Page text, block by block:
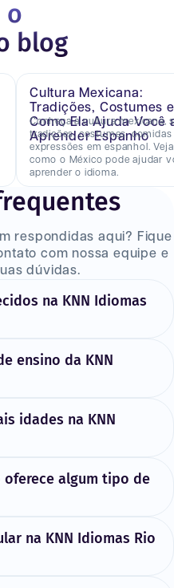
o
blog
Cultura Mexicana:
Tradições, Costumes e
Como Ela Ajuda Você
Aprender Espanho
Conheça a cultura mexicana,
tradições, costumes, comidas
expressões em espanhol. Veja
como o México pode ajudar
aprender o idioma.
respondidas aqui? Fique
com nossa equipe e
dúvidas.
na KNN Idiomas
ensino da KNN
idades na KNN
oferece algum tipo de
na KNN Idiomas Rio